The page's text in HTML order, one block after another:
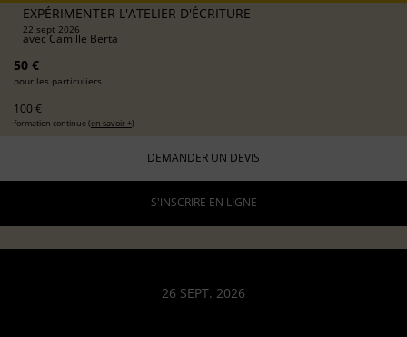
EXPÉRIMENTER L'ATELIER D'ÉCRITURE
22 sept 2026
avecCamille Berta
50 €
pour les particuliers
100 €
formation continue (en savoir +)
DEMANDER UN DEVIS
S'INSCRIRE EN LIGNE
26 SEPT. 2026